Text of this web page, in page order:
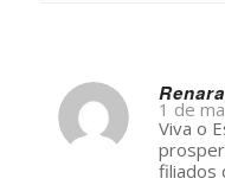
s
ays:
1 de
Viva o
filiados